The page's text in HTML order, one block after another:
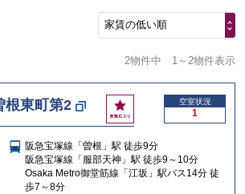
家賃の低い順
2物件中 1～2物件表示
根東町第2
お
気
入
り
空室状況
1
阪急宝塚線「曽根」駅 徒歩9分
阪急宝塚線「服部天神」駅 徒歩9～10分
Osaka Metro御堂筋線「江坂」駅バス14分 徒
歩7～8分